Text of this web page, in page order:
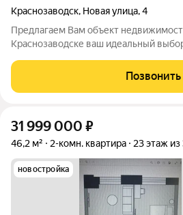
Краснозаводск, Новая улица,4
Предлагаем Вам объект
Краснозаводске ваш идеальный выбор для комфортной жизни!
расположенная по адресу:
Посадский район,
Позвонить
31 999 000 ₽
46,2 м² 2-комн. квартира 23 этаж из
новостройка